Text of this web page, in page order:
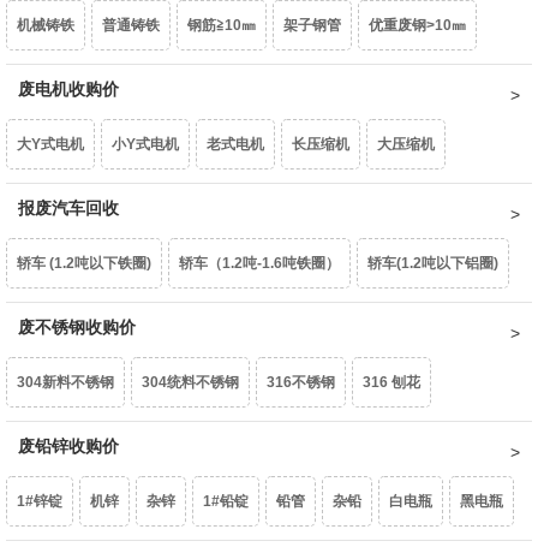
型材铝屑 光亮铝线 铝线 钢芯铝绞线 拉丝铝线 铝水箱
干净铝模板
破碎浮选熟铝水价 破碎熟铝水价
破碎生铝水价
机械铸铁 普通铸铁 钢筋≧10㎜ 架子钢管 优重废钢>10㎜
重型废钢6-10㎜
油桶 镀锌铁片 干净彩钢瓦 轻薄料<0.8mm 钢丝绳
边角冲片 矽钢片
废电机收购价
大Y式电机 小Y式电机 老式电机 长压缩机 大压缩机
小压缩机 铝芯电机
家用铁壳水泵 家用铝壳水泵 鼓风机 家用电扇 家用台扇
SJ变压器 S9-50以下
废锡（63%） 机械镁
报废汽车回收
轿车 (1.2吨以下铁圈) 轿车（1.2吨-1.6吨铁圈） 轿车(1.2吨以下铝圈)
轿车（1.2吨-1.6吨铝圈）
面包车(铝圈) 皮卡车(铁圈) 皮卡车(铝圈) 柴油皮卡车（铁圈）
柴油皮卡车（铝圈）
货车(8吨以上)(集装箱、自卸车减50元/吨) 中巴、校巴 豪华大巴
废不锈钢收购价
304新料不锈钢 304统料不锈钢 316不锈钢 316 刨花
含镍20%不锈钢
废铅锌收购价
1#锌锭 机锌 杂锌 1#铅锭 铅管 杂铅 白电瓶 黑电瓶